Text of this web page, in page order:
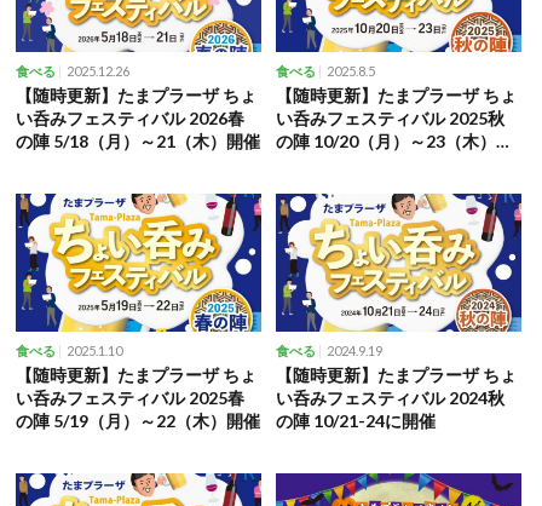
食べる 2025.12.26
【随時更新】たまプラーザ ちょ
い呑みフェスティバル 2026春
の陣 5/18（月）～21（木）開催
食べる 2025.8.5
【随時更新】たまプラーザ ちょ
い呑みフェスティバル 2025秋
の陣 10/20（月）～23（木）開
食べる 2025.1.10
【随時更新】たまプラーザ ちょ
い呑みフェスティバル 2025春
の陣 5/19（月）～22（木）開催
食べる 2024.9.19
【随時更新】たまプラーザ ちょ
い呑みフェスティバル 2024秋
の陣 10/21-24に開催